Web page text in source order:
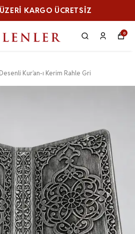
KARGO ÜCRETSİZ
0
Kur’an-ı Kerim Rahle Gri